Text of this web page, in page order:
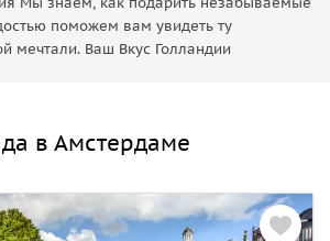
поможем вам увидеть ту
мечтали. Ваш Вкус Голландии
в Амстердаме